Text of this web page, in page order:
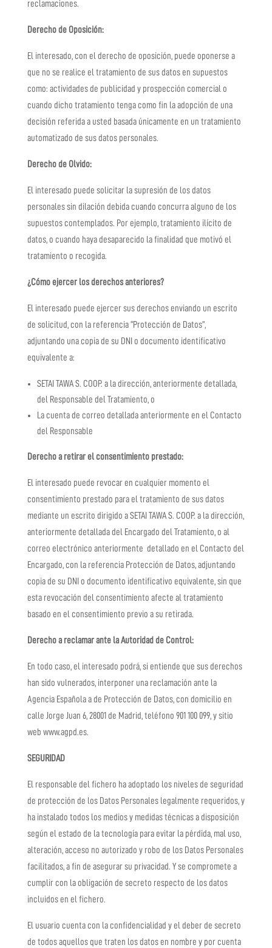
reclamaciones.
Derecho de Oposición:
El interesado, con el derecho de oposición, puede oponerse a
que no se realice el tratamiento de sus datos en supuestos
como: actividades de publicidad y prospección comercial o
cuando dicho tratamiento tenga como fin la adopción de una
decisión referida a usted basada únicamente en un tratamiento
automatizado de sus datos personales.
Derecho de Olvido:
El interesado puede solicitar la supresión de los datos
personales sin dilación debida cuando concurra alguno de los
supuestos contemplados. Por ejemplo, tratamiento ilícito de
datos, o cuando haya desaparecido la finalidad que motivó el
tratamiento o recogida.
¿Cómo ejercer los derechos anteriores?
El interesado puede ejercer sus derechos enviando un escrito
de solicitud, con la referencia “Protección de Datos”,
adjuntando una copia de su DNI o documento identificativo
equivalente a:
SETAI TAWA S. COOP. a la dirección, anteriormente detallada,
del Responsable del Tratamiento, o
La cuenta de correo detallada anteriormente en el Contacto
del Responsable
Derecho a retirar el consentimiento prestado:
El interesado puede revocar en cualquier momento el
consentimiento prestado para el tratamiento de sus datos
mediante un escrito dirigido aSETAI TAWA S. COOP. a la dirección,
anteriormente detallada del Encargado del Tratamiento, o al
correo electrónico anteriormente detallado en el Contacto del
Encargado, con la referencia Protección de Datos, adjuntando
copia de su DNI o documento identificativo equivalente, sin que
esta revocación del consentimiento afecte al tratamiento
basado en el consentimiento previo a su retirada.
Derecho a reclamar ante la Autoridad de Control:
En todo caso, el interesado podrá, si entiende que sus derechos
han sido vulnerados, interponer una reclamación ante la
Agencia Española a de Protección de Datos, con domicilio en
calle Jorge Juan 6, 28001 de Madrid, teléfono 901 100 099, y sitio
web www.agpd.es.
SEGURIDAD
El responsable del fichero ha adoptado los niveles de seguridad
de protección de los Datos Personales legalmente requeridos, y
ha instalado todos los medios y medidas técnicas a disposición
según el estado de la tecnología para evitar la pérdida, mal uso,
alteración, acceso no autorizado y robo de los Datos Personales
facilitados, a fin de asegurar su privacidad. Y se compromete a
cumplir con la obligación de secreto respecto de los datos
incluidos en el fichero.
El usuario cuenta con la confidencialidad y el deber de secreto
de todos aquellos que traten los datos en nombre y por cuenta